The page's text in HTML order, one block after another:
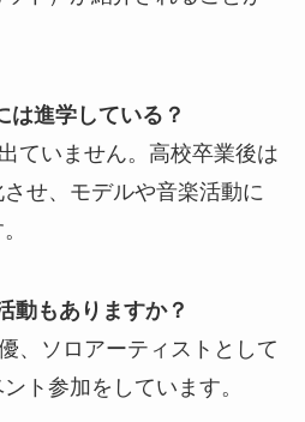
は進学している？
ていません。高校卒業後は
せ、モデルや音楽活動に
動もありますか？
、ソロアーティストとして
ト参加をしています。